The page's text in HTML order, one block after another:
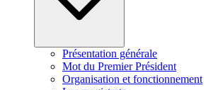
Présentation générale
Mot du Premier Président
Organisation et fonctionnement